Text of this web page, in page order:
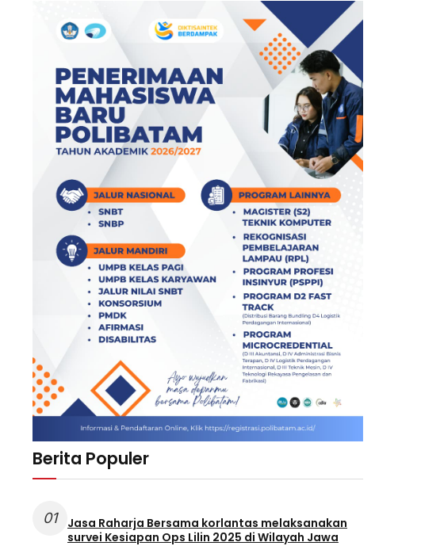
Berita Populer
01
Jasa Raharja Bersama korlantas melaksanakan
survei Kesiapan Ops Lilin 2025 di Wilayah Jawa